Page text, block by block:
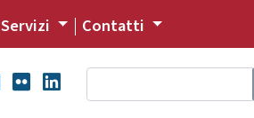
Servizi Contatti